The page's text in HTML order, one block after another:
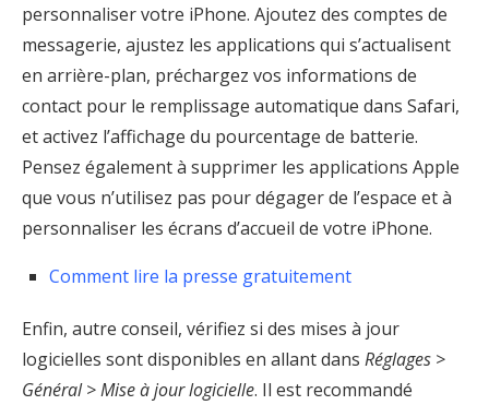
personnaliser votre iPhone. Ajoutez des comptes de
messagerie, ajustez les applications qui s’actualisent
en arrière-plan, préchargez vos informations de
contact pour le remplissage automatique dans Safari,
et activez l’affichage du pourcentage de batterie.
Pensez également à supprimer les applications Apple
que vous n’utilisez pas pour dégager de l’espace et à
personnaliser les écrans d’accueil de votre iPhone.
Comment lire la presse gratuitement
Enfin, autre conseil, vérifiez si des mises à jour
logicielles sont disponibles en allant dans Réglages >
Général > Mise à jour logicielle. Il est recommandé